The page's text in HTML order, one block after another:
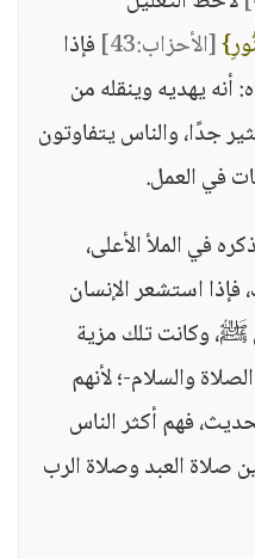
[الأحزاب:43]
فإذا
أنه يهديه وينقله من
جدًا، والناس يتفاوتون
في العمل.
في الملأ الأعلى،
استشعر الإنسان
ﷺ، وكانت تلك مزية
والسلام-؛ لأنهم
فهم أكثر الناس
صلاة العبد وصلاة الرب